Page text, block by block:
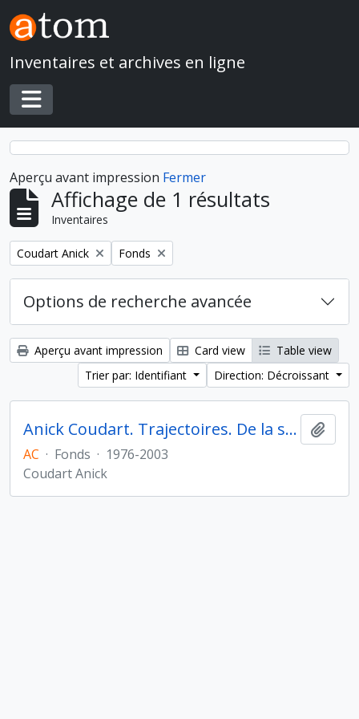
Skip to main content
Inventaires et archives en ligne
Toggle navigation
Aperçu avant impression Fermer
Affichage de 1 résultats
Inventaires
Remove filter:
Coudart Anick Remove filter:
Fonds
Options de recherche avancée
Aperçu avant impression Card view
Table view
Trier par: Identifiant
Direction: Décroissant
Anick Coudart. Trajectoires. De la sédentarisation à l'État
AC · Fonds · 1976-2003
Coudart Anick